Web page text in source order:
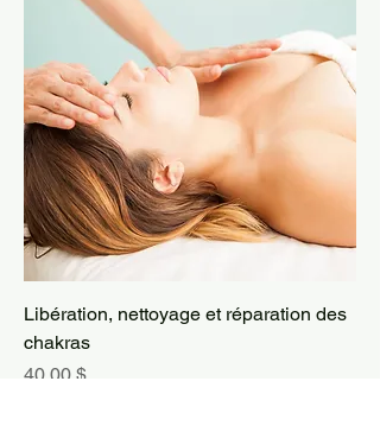
Libération, nettoyage et réparation des
chakras
Prix
40,00 $